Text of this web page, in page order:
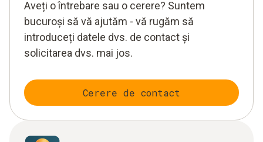
Aveți o întrebare sau o cerere? Suntem
bucuroși să vă ajutăm - vă rugăm să
introduceți datele dvs. de contact și
solicitarea dvs. mai jos.
Cerere de contact